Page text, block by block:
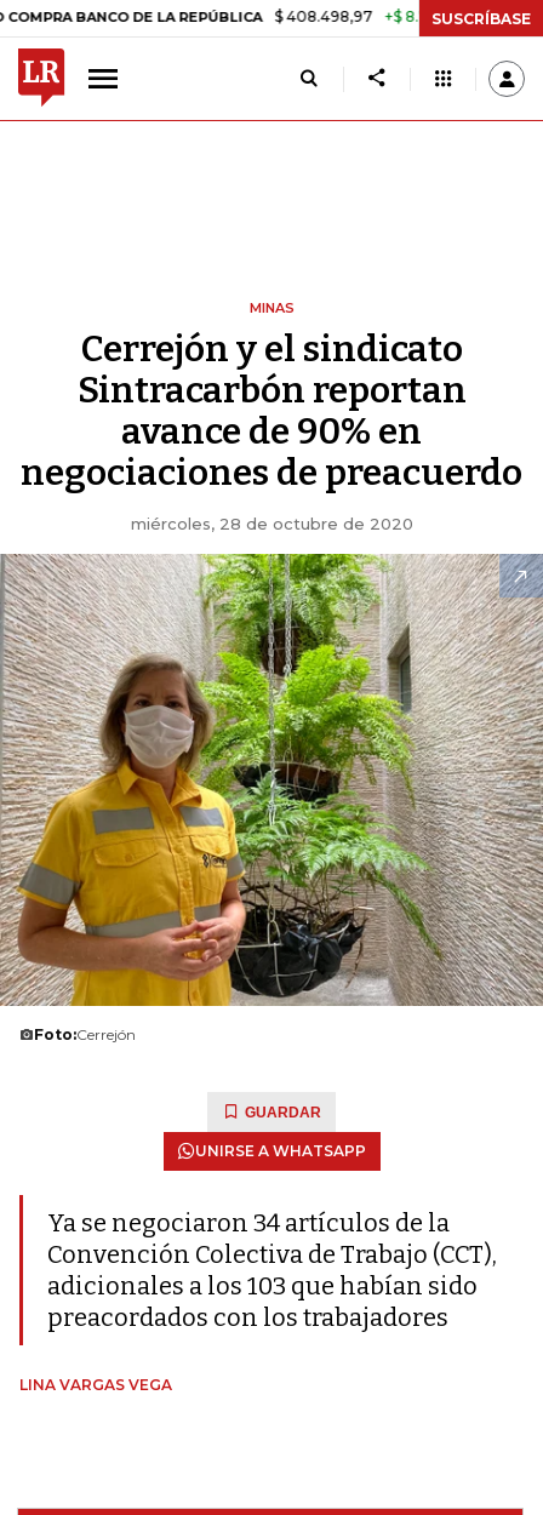
BANCO DE LA REPÚBLICA $ 408.498,97 +$ 8.753,81 +2,19%
SUSCRÍBASE
MINAS
Cerrejón y el sindicato
Sintracarbón reportan
avance de 90% en
negociaciones de preacuerdo
miércoles, 28 de octubre de 2020
Foto:Cerrejón
GUARDAR
UNIRSE A WHATSAPP
Ya se negociaron 34 artículos de la
Convención Colectiva de Trabajo (CCT),
adicionales a los 103 que habían sido
preacordados con los trabajadores
LINA VARGAS VEGA